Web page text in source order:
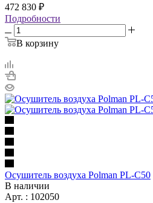
472 830 ₽
Подробности
В корзину
Осушитель воздуха Polman PL-C50
В наличии
Арт. : 102050